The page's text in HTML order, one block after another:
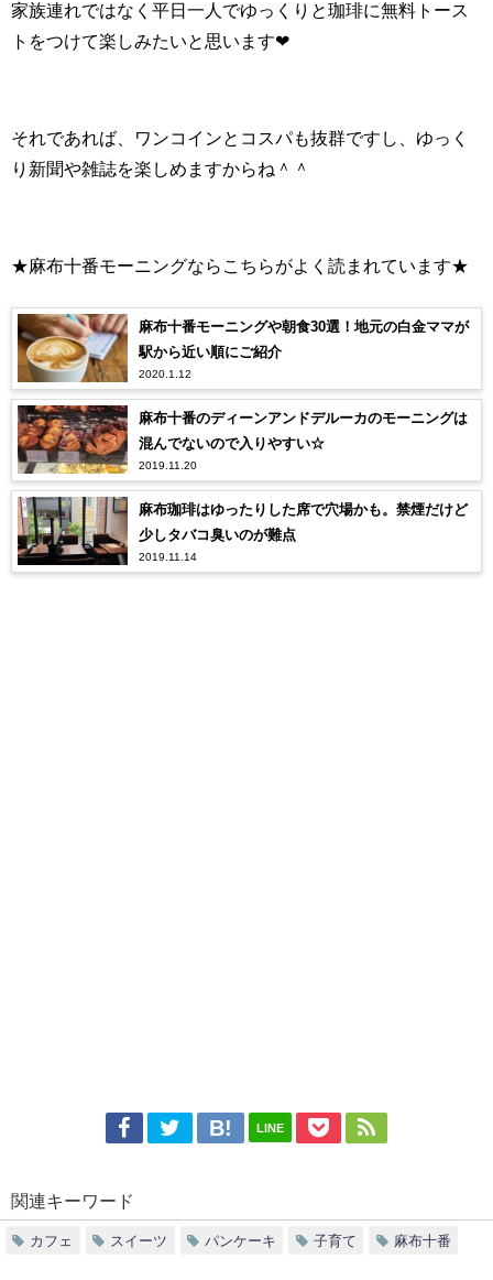
家族連れではなく平日一人でゆっくりと珈琲に無料トース
トをつけて楽しみたいと思います❤
それであれば、ワンコインとコスパも抜群ですし、ゆっく
り新聞や雑誌を楽しめますからね＾＾
★麻布十番モーニングならこちらがよく読まれています★
麻布十番モーニングや朝食30選！地元の白金ママが
駅から近い順にご紹介
2020.1.12
麻布十番のディーンアンドデルーカのモーニングは
混んでないので入りやすい☆
2019.11.20
麻布珈琲はゆったりした席で穴場かも。禁煙だけど
少しタバコ臭いのが難点
2019.11.14
LINE
関連キーワード
カフェ スイーツ パンケーキ 子育て 麻布十番